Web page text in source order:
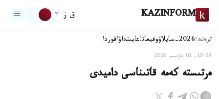
KAZINFORM ق ز
ترەند:2026-سايلاۋ وقيعاتاعايىنداۋاقوردا
19:09, 03 ماۋسىم 2026
ەرتىستە كەمە قاتىناسى داميدى